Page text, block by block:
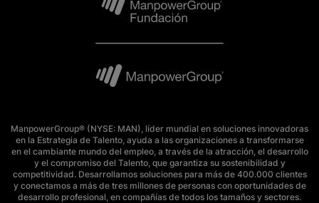
ManpowerGroup® (NYSE: MAN), líder mundial en soluciones innovadoras
en la Estrategia de Talento, ayuda a las organizaciones a transformarse
en el cambiante mundo del empleo, a través de la atracción, el desarrollo
y el compromiso del Talento, que garantiza su sostenibilidad y
competitividad. Desarrollamos soluciones para más de 400.000 clientes
y conectamos a más de tres millones de personas con oportunidades de
desarrollo profesional, en compañías de todos los tamaños y sectores.